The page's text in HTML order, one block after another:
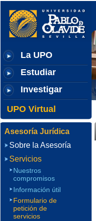
La UPO
Estudiar
Investigar
UPO Virtual
Asesoría Jurídica
Sobre la Asesoría
Servicios
Nuestros
compromisos
Información útil
Formulario de
petición de
servicios